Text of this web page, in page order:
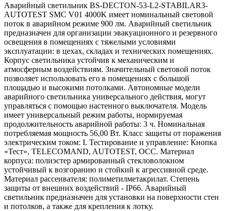
Аварийный светильник BS-DECTON-53-L2-STABILAR3-
AUTOTEST SMC V01 4000K имеет номинальный световой
поток в аварийном режиме 900 лм. Аварийный светильник
предназначен для организации эвакуационного и резервного
освещения в помещениях с тяжелыми условиями
эксплуатации: в цехах, складах и технических помещениях.
Корпус светильника устойчив к механическим и
атмосферным воздействиям. Значительный световой поток
позволяет использовать его в помещениях с большой
площадью и высокими потолками. Автономные модели
аварийного светильника универсального действия, могут
управляться с помощью настенного выключателя. Модель
имеет универсальный режим работы, нормируемая
продолжительность аварийной работы: 3 ч. Номинальная
потребляемая мощность 56,00 Вт. Класс защиты от поражения
электрическим током: I. Тестирование и управление: Кнопка
«Тест», TELECOMAND, AUTOTEST, OCC. Материал
корпуса: полиэстер армированный стекловолокном
устойчивый к возгоранию и стойкий к агрессивной среде.
Материал рассеивателя: полиметилметакрилат. Степень
защиты от внешних воздействий - IP66. Аварийный
светильник предназначен для установки на поверхности стен
и потолков, а также для крепления к лотку.